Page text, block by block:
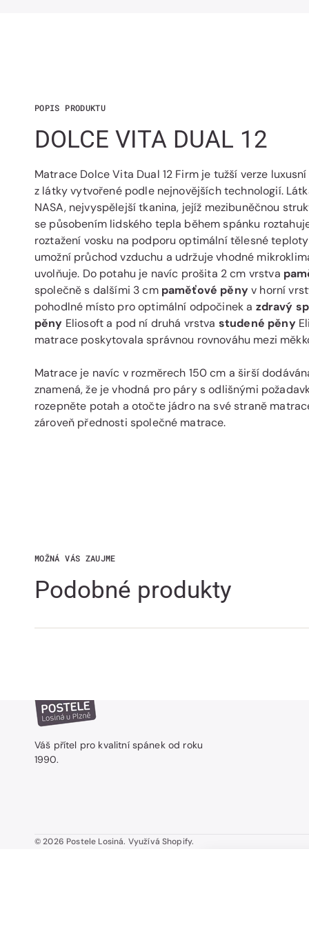
POPIS PRODUKTU
DOLCE VITA DUAL 12
Matrace Dolce Vita Dual 12 Firm je tužší verze luxusní
z látky vytvořené podle nejnovějších technologií.
NASA, nejvyspělejší tkanina, jejíž mezibuněčnou
se působením lidského tepla během spánku
roztažení vosku na podporu optimální tělesné
umožní průchod vzduchu a udržuje vhodné
uvolňuje. Do potahu je navíc prošita 2 cm vrstva
společně s dalšími 3 cm paměťové pěnyv horní
pohodlné místo pro optimální odpočinek a zdravý
pěny Eliosoft a pod ní druhá vrstva studené pěny
matrace poskytovala správnou rovnováhu mezi
Matrace je navíc v rozměrech 150 cm a širší
znamená, že je vhodná pro páry s odlišnými
rozepněte potah a otočte jádro na své straně
zároveň přednosti společné matrace.
MOŽNÁ VÁS ZAUJME
Podobné produkty
Váš přítel pro kvalitní spánek od roku
1990.
© 2026 Postele Losiná. Využívá Shopify.